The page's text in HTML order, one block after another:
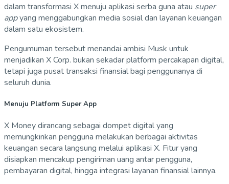
dalam transformasi X menuju aplikasi serba guna atau super
appyang menggabungkan media sosial dan layanan keuangan
dalam satu ekosistem.
Pengumuman tersebut menandai ambisi Musk untuk
menjadikan X Corp. bukan sekadar platform percakapan digital,
tetapi juga pusat transaksi finansial bagi penggunanya di
seluruh dunia.
Menuju Platform Super App
X Money dirancang sebagai dompet digital yang
memungkinkan pengguna melakukan berbagai aktivitas
keuangan secara langsung melalui aplikasi X. Fitur yang
disiapkan mencakup pengiriman uang antar pengguna,
pembayaran digital, hingga integrasi layanan finansial lainnya.